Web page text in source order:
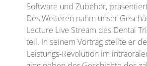
Software und Zubehör,
Des Weiteren nahm unser
Lecture Live Stream des Dental
teil. In seinem Vortrag stellte er
Leistungs-Revolution im